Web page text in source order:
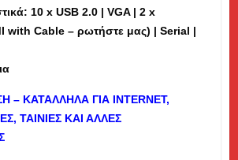
10 x USB 2.0 | VGA | 2 x
with Cable – ρωτήστε μας) | Serial |
– ΚΑΤΑΛΛΗΛΑ ΓΙΑ INTERNET,
ΤΑΙΝΙΕΣ ΚΑΙ ΑΛΛΕΣ